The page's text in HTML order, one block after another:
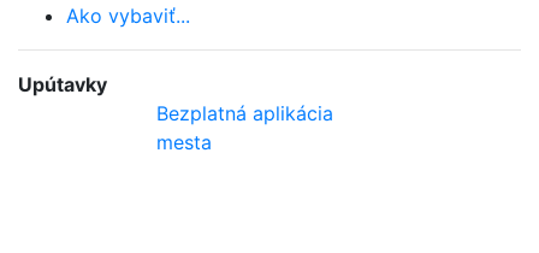
Ako vybaviť...
Upútavky
Bezplatná aplikácia
mesta